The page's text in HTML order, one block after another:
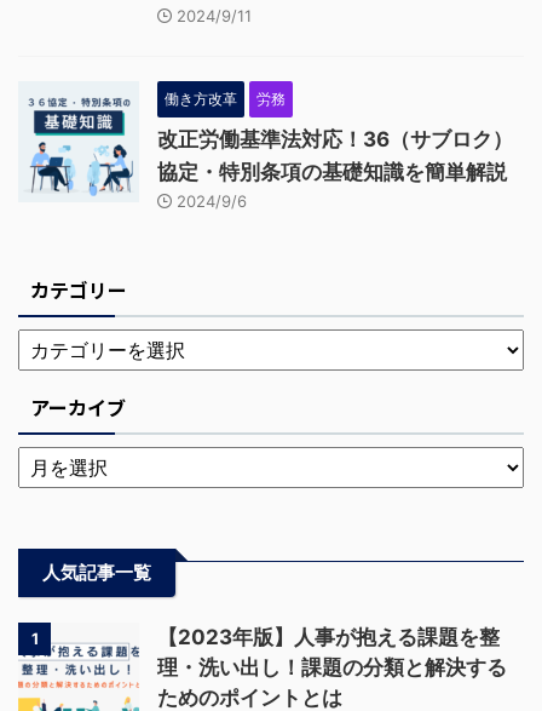
2024/9/11
働き方改革 労務
改正労働基準法対応！36（サブロク）
協定・特別条項の基礎知識を簡単解説
2024/9/6
カテゴリー
アーカイブ
人気記事一覧
1
【2023年版】人事が抱える課題を整
理・洗い出し！課題の分類と解決する
ためのポイントとは